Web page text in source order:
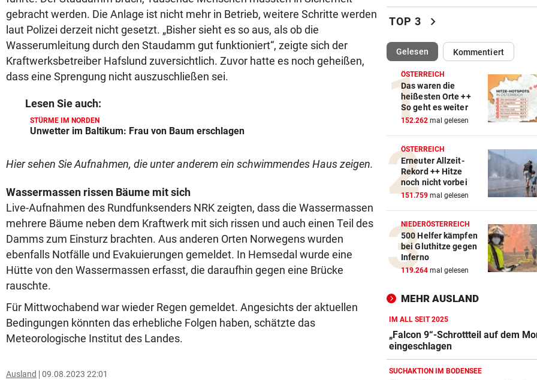
gebracht werden. Die Anlage ist nicht mehr in Betrieb, weitere Schritte werden
laut Polizei derzeit nicht gesetzt. „Bisher sieht es so aus, als ob die
Wasserumleitung durch den Staudamm gut funktioniert“, zeigte sich der
Kraftwerksbetreiber Hafslund zuversichtlich. Zuvor hatte es noch geheißen,
dass eine Sprengung nicht auszuschließen sei.
Lesen Sie auch:
STÜRME IM NORDEN
Unwetter im Baltikum: Frau von Baum erschlagen
Hier sehen Sie Aufnahmen, die unter anderem ein schwimmendes Haus zeigen.
Wassermassen rissen Bäume mit sich
Live-Aufnahmen des Rundfunksenders NRK zeigten, dass die Wassermassen
mehrere Bäume neben dem Kraftwerk mit sich rissen und auch einen Teil des
Damms zum Einsturz brachten. Aus anderen Orten Norwegens wurden
ebenfalls Notfälle und Evakuierungen gemeldet. In Hemsedal wurde eine
Hütte von den Wassermassen erfasst, die daraufhin gegen eine Brücke
rauschte.
Für Mittwochabend war wieder Regen gemeldet. Angesichts der aktuellen
Bedingungen könnten das erhebliche Folgen haben, schätzte das
Meteorologische Institut des Landes.
Ausland 09.08.2023 22:01
Frau fällt bei Unwetter von
und geht unter
CHAMPIONS-LEAGUE-TRAUM
„Wir leben noch!“ Sturm zeigt
sich kämpferisch
„KRONE“ TRAF IHN vor
So offen sprach Brasilien-
vor Salzburg-Match
BELASTUNG STEIGT IN NÖ vor 2
300 Tage im Jahr lassen
Allergiker niesen
FIFA UND INFANTINO
Gegenschlag, Wirbel um
und neue Vorwürfe
VOR KÜSTE OMANS vor
Straße von Hormuz
URTEIL GEFALLEN vor
Altacher Kies-Krieg: Gericht
Franz Kopf recht
TOP 3 chevron_right
Gelesen(ausgewählt)Kommentiert
ÖSTERREICH
Das waren die
heißesten Orte ++
So geht es weiter
152.262 mal gelesen
ÖSTERREICH
Erneuter Allzeit-
Rekord ++ Hitze
noch nicht vorbei
151.759 mal gelesen
NIEDERÖSTERREICH
500 Helfer kämpfen
bei Gluthitze gegen
Inferno
119.264 mal gelesen
MEHR AUSLAND
IM ALL SEIT 2025
„Falcon 9“-Schrottteil auf dem
eingeschlagen
SUCHAKTION IM BODENSEE